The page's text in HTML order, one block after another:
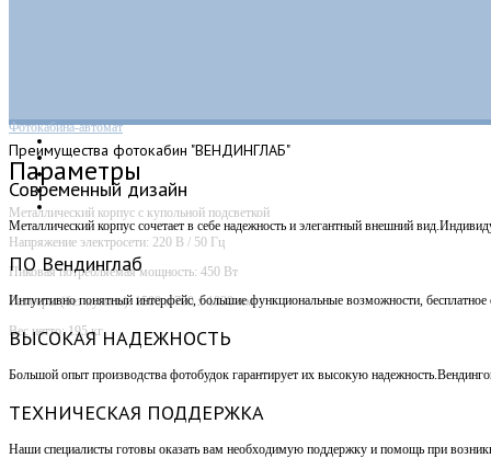
Фотокабина-автомат
Параметры
Металлический корпус с купольной подсветкой
Напряжение электросети: 220 В / 50 Гц
Пиковая потребляемая мощность: 450 Вт
Размеры (без купола): 1500 х 700 х 1830 мм
Вес нетто: 195 кг
Преимущества фотокабин "ВЕНДИНГЛАБ"
Современный дизайн
Металлический корпус сочетает в себе надежность и элегантный внешний
ПО Вендинглаб
Интуитивно понятный интерфейс, большие функциональные возможности,
ВЫСОКАЯ НАДЕЖНОСТЬ
Большой опыт производства фотобудок гарантирует их высокую
ТЕХНИЧЕСКАЯ ПОДДЕРЖКА
Наши специалисты готовы оказать вам необходимую поддержку и помощь при